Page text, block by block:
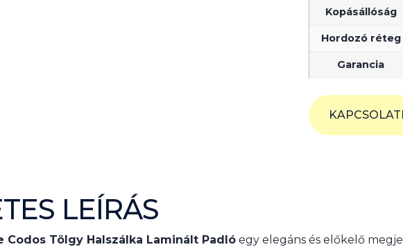
Kopásállóság
Hordozó réteg
Garancia
LEÍRÁS
Codos Tölgy Halszálka Laminált Padló egy elegáns és előkelő